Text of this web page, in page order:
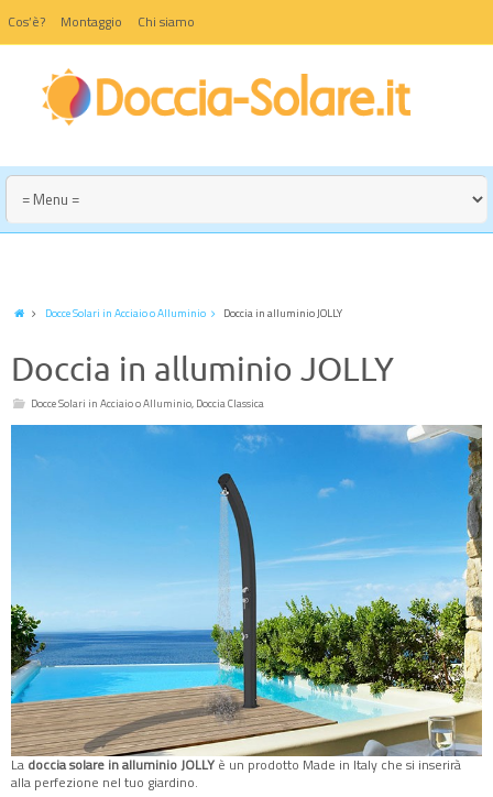
Cos’è? Montaggio Chi siamo
Docce Solari in Acciaio o Alluminio Doccia in alluminio JOLLY
Doccia in alluminio JOLLY
Docce Solari in Acciaio o Alluminio, Doccia Classica
La doccia solare in alluminio JOLLY è un prodotto Made in Italy che si inserirà
alla perfezione nel tuo giardino.